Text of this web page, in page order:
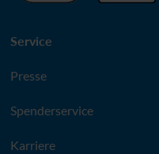
Service
Presse
Spenderservice
Karriere